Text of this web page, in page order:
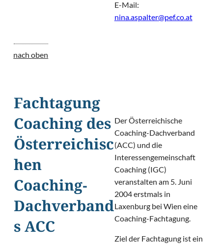
E-Mail:
nina.aspalter@pef.co.at
nach oben
Fachtagung
Coaching des
Österreichisc
hen
Coaching-
Dachverband
s ACC
Der Österreichische
Coaching-Dachverband
(ACC) und die
Interessengemeinschaft
Coaching (IGC)
veranstalten am 5. Juni
2004 erstmals in
Laxenburg bei Wien eine
Coaching-Fachtagung.
Ziel der Fachtagung ist ein